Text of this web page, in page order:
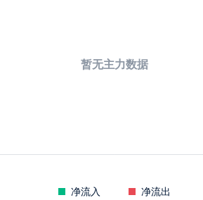
净流入 净流出
暂无主力数据